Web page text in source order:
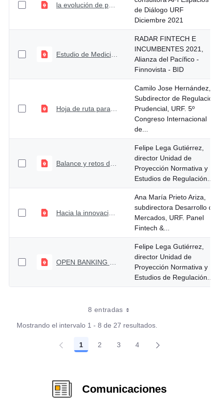
la evolución de pagos digitales en América Latina
de Diálogo URF
Diciembre 2021
Estudio de Medición de Innovación Financiera
RADAR FINTECH E
INCUMBENTES 2021,
Alianza del Pacífico -
Finnovista - BID
Camilo Jose Hernández,
Subdirector de Regulación
Prudencial, URF. 5º
Congreso Internacional
de...
Felipe Lega Gutiérrez,
director Unidad de
Proyección Normativa y
Estudios de Regulación...
Hacia la innovación financiera
Ana María Prieto Ariza,
subdirectora Desarrollo de
Mercados, URF. Panel
Fintech &...
Felipe Lega Gutiérrez,
director Unidad de
Proyección Normativa y
Estudios de Regulación...
8 entradas
Mostrando el intervalo 1 - 8 de 27 resultados.
Página
1 Página
2 Página
3 Página
4
Comunicaciones